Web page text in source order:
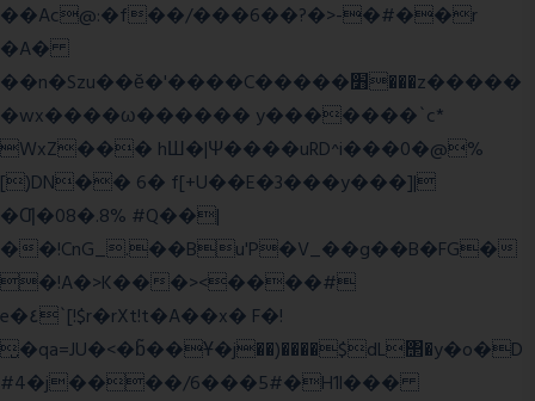
��Ac@:�f��/���6��?�>-�#��r
�A�
��n�Szu��ӗ�'����C�����׻���z�����
�wx����ω������ y�������`c*
WxZ��� hШ�|Ψ����uRD^i���0�@%
[)DN�� 6� f[+U��E�3���y���]|
�Ƣ�08�.8% #Q��|
��!CnG_.��Bu'P�V_��g��B�FG�
�!A�>K���><����#
e�٤`[!$r�rXt!t�A��x� F�!
̮�qa=JU�<�b̃��Ұ�j��)����$dL΢�y�o�D
#4�j����/6���5#�H1l���